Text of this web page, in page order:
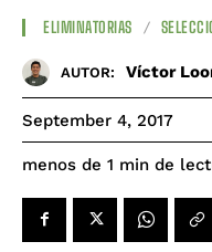
ELIMINATORIAS
AUTOR: Víctor
September 4, 2017
menos de 1 min de